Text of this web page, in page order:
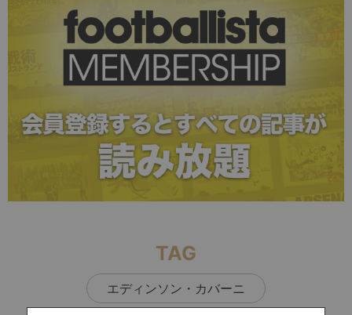
TAG
エディンソン・カバーニ